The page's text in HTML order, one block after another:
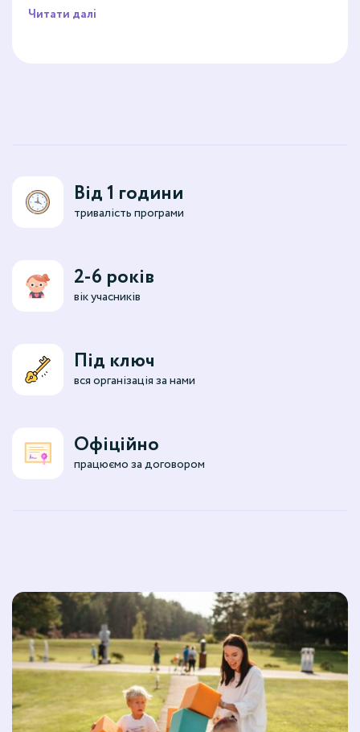
Читати далі
Від 1 години
тривалість програми
2-6 років
вік учасників
Під ключ
вся організація за нами
Офіційно
працюємо за договором